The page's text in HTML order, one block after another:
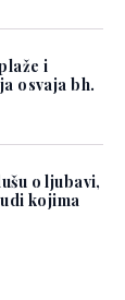
i
osvaja bh.
o ljubavi,
kojima